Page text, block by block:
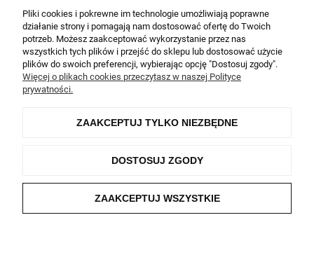
Moje konto
Pliki cookies i pokrewne im technologie umożliwiają poprawne
działanie strony i pomagają nam dostosować ofertę do Twoich
potrzeb. Możesz zaakceptować wykorzystanie przez nas
wszystkich tych plików i przejść do sklepu lub dostosować użycie
plików do swoich preferencji, wybierając opcję "Dostosuj zgody".
Więcej o plikach cookies przeczytasz w naszej Polityce
prywatności.
ZAAKCEPTUJ TYLKO NIEZBĘDNE
DOSTOSUJ ZGODY
ZAAKCEPTUJ WSZYSTKIE